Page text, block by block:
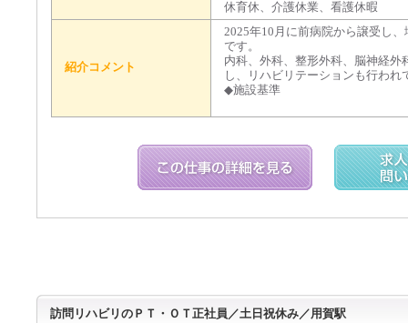
休育休、介護休業、看護休暇
紹介コメント
2025年10月に前病院から譲受し
です。
内科、外科、整形外科、脳神経
し、リハビリテーションも行われ
◆施設基準
訪問リハビリのＰＴ・ＯＴ正社員／土日祝休み／用賀駅